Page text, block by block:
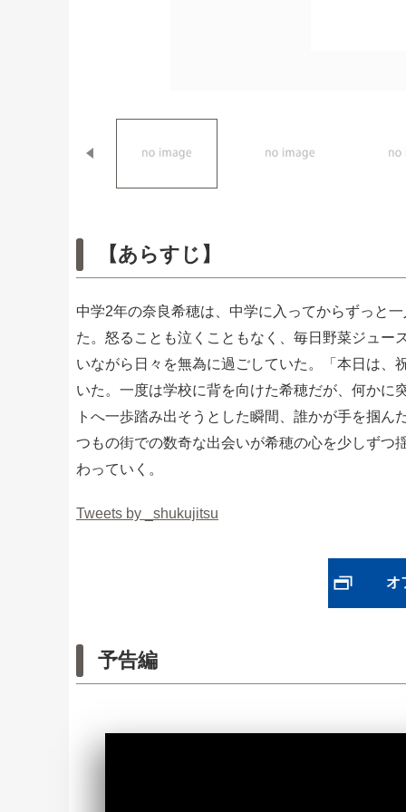
【あらすじ】
中学2年の奈良希穂は、中学に入ってからずっと
た。怒ることも泣くこともなく、毎日野菜ジュー
いながら日々を無為に過ごしていた。「本日は、
いた。一度は学校に背を向けた希穂だが、何かに
トへ一歩踏み出そうとした瞬間、誰かが手を掴
つもの街での数奇な出会いが希穂の心を少しずつ
わっていく。
Tweets by _shukujitsu
オ
予告編